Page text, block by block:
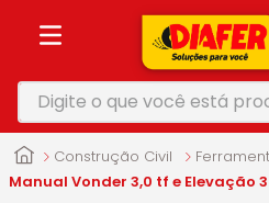
Digite o que você está
Construção Civil
Manual Vonder 3,0 tf e Elevação1 º